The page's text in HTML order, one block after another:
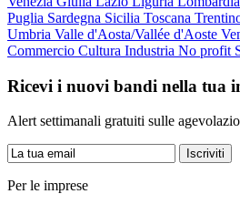
Puglia Sardegna Sicilia Toscana
Umbria Valle d'Aosta/Vallée d'Aoste
Commercio Cultura Industria No profit
Ricevi i nuovi bandi nella tua
Alert settimanali gratuiti sulle
Iscriviti
Per le imprese